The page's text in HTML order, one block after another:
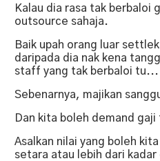
Kalau dia rasa tak berbaloi
outsource sahaja.
Baik upah orang luar
daripada dia nak kena
staff yang tak berbaloi tu...
Sebenarnya, majikan
Dan kita boleh demand
Asalkan nilai yang boleh
setara atau lebih dari